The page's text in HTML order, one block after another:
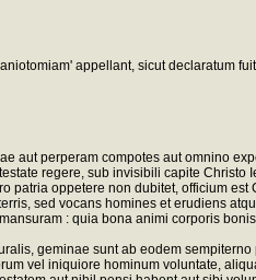
appellant, sicut declaratum
aut perperam compotes aut omnino
regere, sub invisibili capite
oppetere non dubitet, officium
sed vocans homines et erudiens
: quia bona animi corporis
geminae sunt ab eodem
vel iniquiore hominum voluntate,